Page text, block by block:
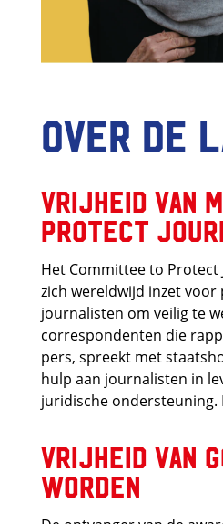
Over de
Vrijheid van
Protect
Het Committee to Protect
zich wereldwijd inzet voor
journalisten om veilig te
correspondenten die
pers, spreekt met
hulp aan journalisten in
juridische ondersteuning.
Vrijheid van
worden